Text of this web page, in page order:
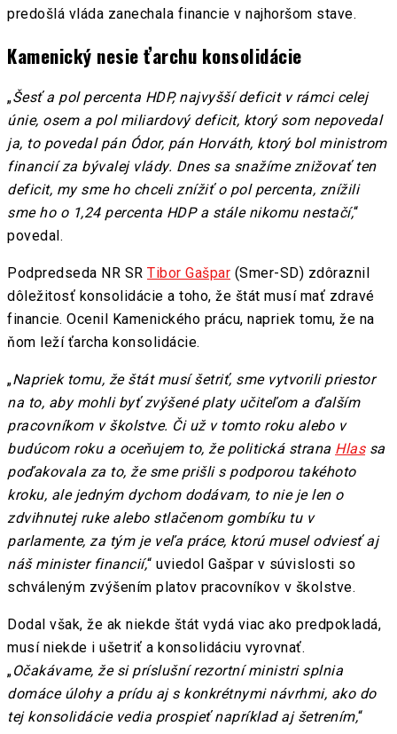
predošlá vláda zanechala financie v najhoršom stave.
Kamenický nesie ťarchu konsolidácie
„Šesť a pol percenta HDP, najvyšší deficit v rámci celej
únie, osem a pol miliardový deficit, ktorý som nepovedal
ja, to povedal pán Ódor, pán Horváth, ktorý bol ministrom
financií za bývalej vlády. Dnes sa snažíme znižovať ten
deficit, my sme ho chceli znížiť o pol percenta, znížili
sme ho o 1,24 percenta HDP a stále nikomu nestačí,“
povedal.
Podpredseda NR SR Tibor Gašpar (Smer-SD) zdôraznil
dôležitosť konsolidácie a toho, že štát musí mať zdravé
financie. Ocenil Kamenického prácu, napriek tomu, že na
ňom leží ťarcha konsolidácie.
„Napriek tomu, že štát musí šetriť, sme vytvorili priestor
na to, aby mohli byť zvýšené platy učiteľom a ďalším
pracovníkom v školstve. Či už v tomto roku alebo v
budúcom roku a oceňujem to, že politická strana Hlassa
poďakovala za to, že sme prišli s podporou takéhoto
kroku, ale jedným dychom dodávam, to nie je len o
zdvihnutej ruke alebo stlačenom gombíku tu v
parlamente, za tým je veľa práce, ktorú musel odviesť aj
náš minister financií,“ uviedol Gašpar v súvislosti so
schváleným zvýšením platov pracovníkov v školstve.
Dodal však, že ak niekde štát vydá viac ako predpokladá,
musí niekde i ušetriť a konsolidáciu vyrovnať.
„Očakávame, že si príslušní rezortní ministri splnia
domáce úlohy a prídu aj s konkrétnymi návrhmi, ako do
tej konsolidácie vedia prospieť napríklad aj šetrením,“